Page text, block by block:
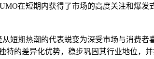
在短期内获得了市场的高度关注和爆发
短期热潮的代表蜕变为深受市场与消费者
特的差异化优势，稳步巩固其行业地位，